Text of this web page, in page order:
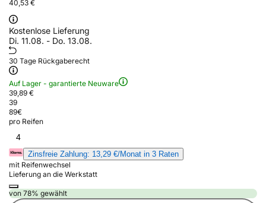
40,53 €
Kostenlose Lieferung
Di. 11.08. - Do. 13.08.
30 Tage Rückgaberecht
Auf Lager - garantierte Neuware
39,89 €
39
89€
pro Reifen
4
Zinsfreie Zahlung: 13,29 €/Monat in 3 Raten
mit Reifenwechsel
Lieferung an die Werkstatt
von 78% gewählt